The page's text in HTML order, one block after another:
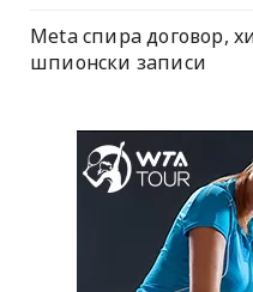
Meta спира договор,
шпионски записи